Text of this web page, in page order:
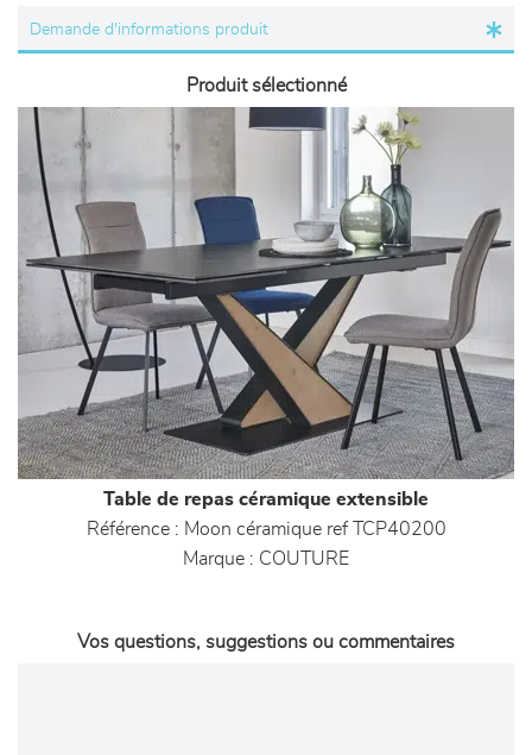
Produit sélectionné
Table de repas céramique extensible
Référence : Moon céramique ref TCP40200
Marque : COUTURE
Vos questions, suggestions ou commentaires